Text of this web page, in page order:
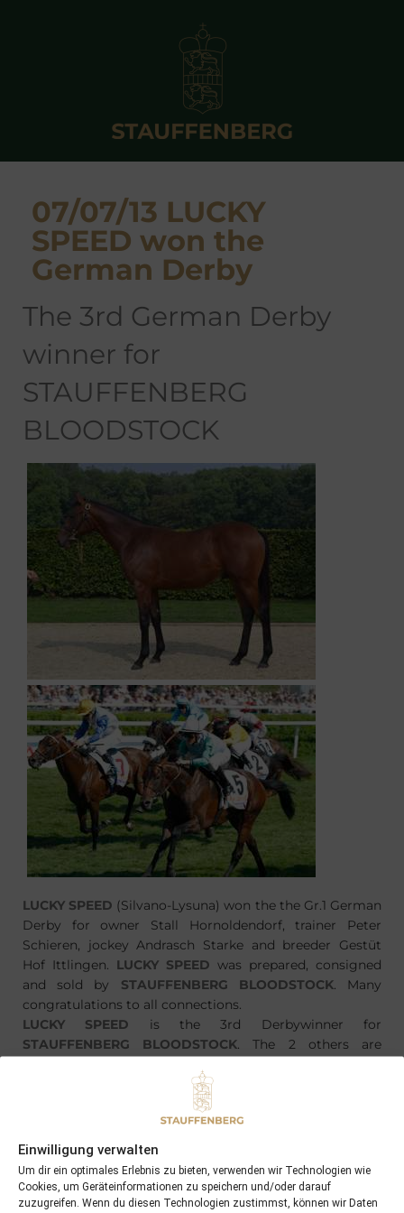
Einwilligung verwalten
Um dir ein optimales Erlebnis zu bieten, verwenden wir Technologien wie
Cookies, um Geräteinformationen zu speichern und/oder darauf
zuzugreifen. Wenn du diesen Technologien zustimmst, können wir Daten
07/07/13 LUCKY
SPEED won the
German Derby
the 3rd German Derby
winner for
STAUFFENBERG
BLOODSTOCK
LUCKY SPEED (Silvano-Lysuna) won the the Gr.1 German
Derby for owner Stall Hornoldendorf, trainer Peter
Schieren, jockey Andrasch Starke and breeder Gestüt
Hof Ittlingen. LUCKY SPEED was prepared, consigned
and sold by STAUFFENBERG BLOODSTOCK. Many
congratulations to all connections.
LUCKY SPEED is the 3rd Derbywinner for
STAUFFENBERG BLOODSTOCK. The 2 others are
PREVIOUS
02/06/13 NOW WE CAN won Grand Prix de Chantilly
NEXT